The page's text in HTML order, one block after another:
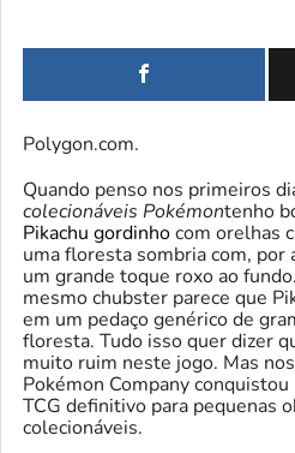
Polygon.com.
Quando penso nos primeiros
colecionáveis ​​Pokémontenho
Pikachu gordinhocom orelhas
uma floresta sombria com,
um grande toque roxo ao fundo.
mesmo chubster parece que
em um pedaço genérico de
floresta. Tudo isso quer dizer
muito ruim neste jogo. Mas
Pokémon Company
TCG definitivo para pequenas
colecionáveis.